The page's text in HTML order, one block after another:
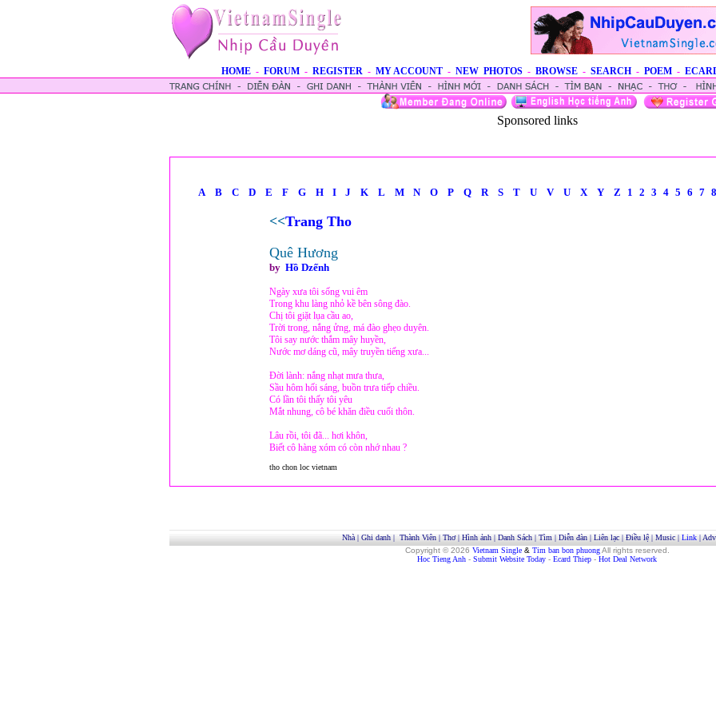
HOME - FORUM - REGISTER - MY ACCOUNT - NEW PHOTOS - BROWSE - SEARCH - POEM -
Sponsored links
A B C D E F G H I J K L M N O P Q R S T U V U X Y Z 1 2 3 4 5 6 7 8
<<Trang Tho
Quê Hương
by Hồ Dzếnh
Ngày xưa tôi sống vui êm
Trong khu làng nhỏ kề bên sông đào.
Chị tôi giặt lụa cầu ao,
Trời trong, nắng ửng, má đào ghẹo duyên.
Tôi say nước thắm mây huyền,
Nước mơ dáng cũ, mây truyền tiếng xưa...
Đời lành: nắng nhạt mưa thưa,
Sầu hôm hối sáng, buồn trưa tiếp chiều.
Có lần tôi thấy tôi yêu
Mắt nhung, cô bé khăn điều cuối thôn.
Lâu rồi, tôi đã... hơi khôn,
Biết cô hàng xóm có còn nhớ nhau ?
tho chon loc vietnam
Nhà| Ghi danh| Thành Viên| Thơ| Hình ảnh| Danh Sách| Tìm | Diễn đàn| Liên lạc| Điều lệ| Music| Link|
Copyright © 2026 Vietnam Single& Tim ban bon phuong All rights reserved.
Hoc Tieng Anh - Submit Website Today - Ecard Thiep - Hot Deal Network